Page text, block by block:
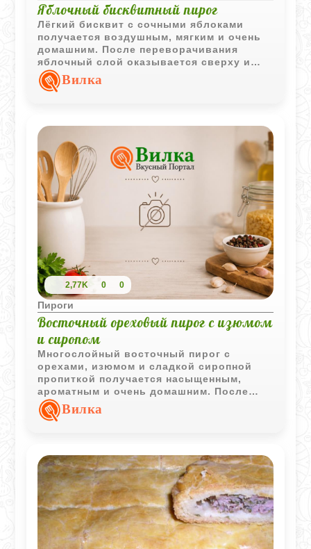
Яблочный бисквитный пирог
Лёгкий бисквит с сочными яблоками
получается воздушным, мягким и очень
домашним. После переворачивания
яблочный слой оказывается сверху и
делает пирог особенно аппетитным.
Вилка
2,77K 0 0
Пироги
Восточный ореховый пирог с изюмом
и сиропом
Многослойный восточный пирог с
орехами, изюмом и сладкой сиропной
пропиткой получается насыщенным,
ароматным и очень домашним. После
охлаждения слои становятся особенно
мягкими и хорошо держат форму при
Вилка